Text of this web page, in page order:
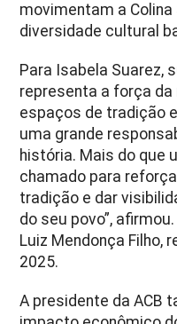
movimentam a
diversidade cultural
Para Isabela Suarez,
representa a força da
espaços de tradição
uma grande
história. Mais do que
chamado para
tradição e dar
do seu povo”,
Luiz Mendonça Filho,
2025.
A presidente da ACB